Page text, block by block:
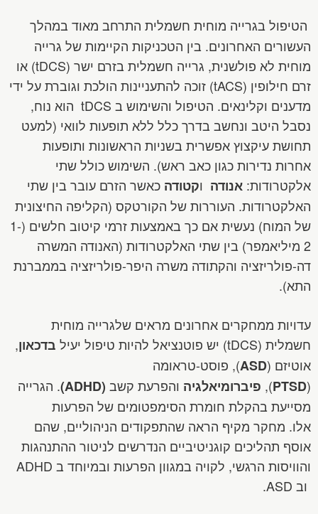
הטיפול בגרייה מוחית חשמלית התרחב מאוד במהלך
העשורים האחרונים. בין הטכניקות הקיימות של גרייה
מוחית לא פולשנית, גרייה חשמלית בזרם ישר (tDCS) או
זרם חילופין (tACS) זוכה להתעניינות הולכת וגוברת על ידי
מדענים וקלינאים. הטיפול והשימוש ב tDCS הוא נוח,
נסבל היטב ונחשב בדרך כלל ללא תופעות לוואי (למעט
תחושת עיקצוץ אפשרית בשניות הראשונות ותופעות
אחרות נדירות כגון כאב ראש). השימוש כולל שתי
אלקטרודות: אנודה וקטודה כאשר הזרם עובר בין שתי
האלקטרודות. העוררות של הקורטקס (הקליפה החיצונית
של המוח) נעשית אם כך באמצעות זרמי קיטוב חלשים (1-
2 מיליאמפר) בין שתי האלקטרודות (האנודה המשרה
דה-פולריזציה והקתודה משרה היפר-פולריזציה בממברנת
התא).
עדויות ממחקרים אחרונים מראים שלגרייה מוחית
חשמלית (tDCS) יש פוטנציאל להיות טיפול יעיל
בדכאון,
אוטיזם (ASD), פוסט-טראומה
(
PTSD
), פיברומיאלגיה והפרעת קשב (
ADHD
). הגרייה
מסייעת בהקלת חומרת הסימפטומים של הפרעות
אלו. מחקר מקיף הראה שהתפקודים הניהוליים, שהם
אוסף תהליכים קוגניטיביים הנדרשים לניטור ההתנהגות
והוויסות הרגשי, לקויה במגוון הפרעות ובמיוחד ב ADHD
וב ASD.